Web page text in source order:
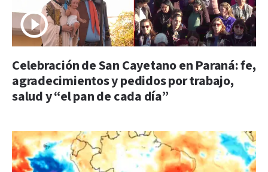
Celebración de San Cayetano en Paraná: fe,
agradecimientos y pedidos por trabajo,
salud y “el pan de cada día”